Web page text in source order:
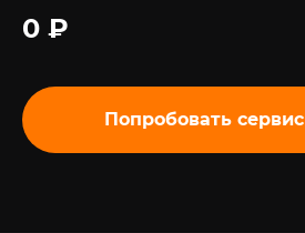
0 ₽
Попробовать сервис